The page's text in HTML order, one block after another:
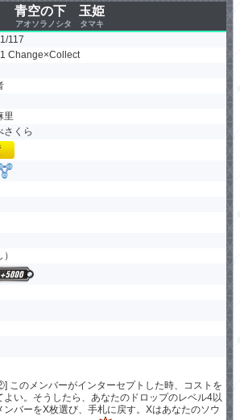
青空の下 玉姫
アオソラノシタ タマキ
117
Change×Collect
里
さくら
このメンバーがインターセプトした時、コストを
よい。そうしたら、あなたのドロップのレベル4以
ンバーをX枚選び、手札に戻す。Xはあなたのソウ